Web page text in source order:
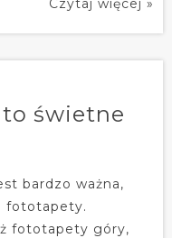
Czytaj więcej »
świetne
bardzo ważna,
fototapety.
fototapety góry,